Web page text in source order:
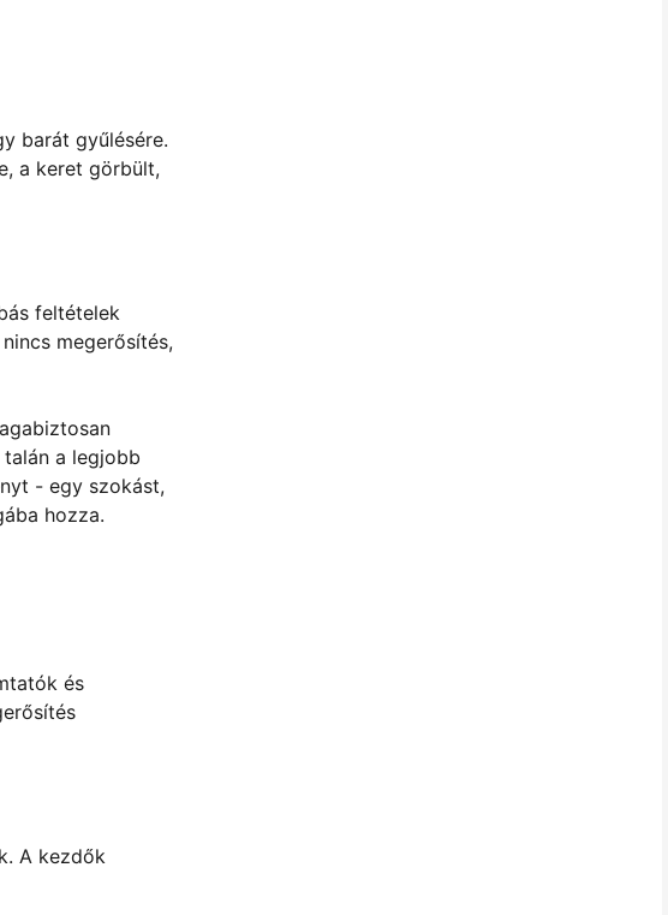
barát gyűlésére.
a keret görbült,
feltételek
megerősítés,
a legjobb
- egy szokást,
hozza.
és
A kezdők